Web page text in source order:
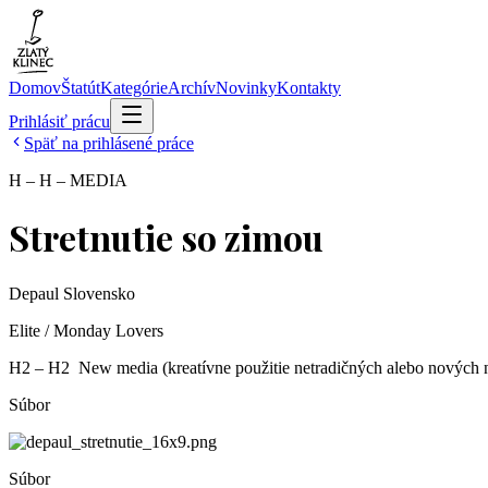
DomovŠtatútKategórieArchívNovinkyKontakty
Prihlásiť prácu
Späť na prihlásené práce
H – H – MEDIA
Stretnutie so zimou
Depaul Slovensko
Elite / Monday Lovers
H2 – H2 ­ New media (kreatívne použitie netradičných alebo nových
Súbor
Súbor